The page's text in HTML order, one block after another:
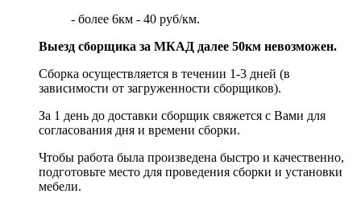
- более 6км - 40 руб/км.
Выезд сборщика за МКАД далее 50км невозможен.
Сборка осуществляется в течении 1-3 дней (в
зависимости от загруженности сборщиков).
За 1 день до доставки сборщик свяжется с Вами для
согласования дня и времени сборки.
Чтобы работа была произведена быстро и качественно,
подготовьте место для проведения сборки и установки
мебели.